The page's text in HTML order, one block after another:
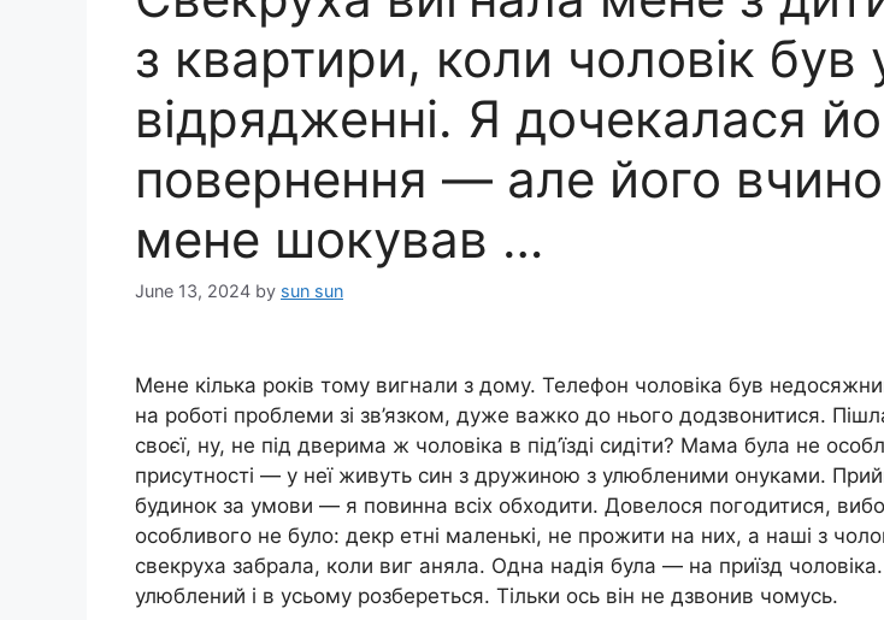
з квартири, коли чоловік був
відрядженні. Я дочекалася
повернення — але його
мене шокyвав …
June 13, 2024 by sun sun
Мене кілька років тому вигнали з дому. Телефон чоловіка був
на роботі проблеми зі зв’язком, дуже важко до нього додзвонитися.
своєї, ну, не під дверима ж чоловіка в під’їзді сидіти? Мама була не
присутності — у неї живуть син з дружиною з улюбленими онуками.
будинок за умови — я повинна всіх обходити. Довелося погодитися,
особливого не було: декр етні маленькі, не прожити на них, а наші з
свекруха забрала, коли виг аняла. Одна надія була — на приїзд
улюблений і в усьому розбереться. Тільки ось він не дзвонив чомусь.